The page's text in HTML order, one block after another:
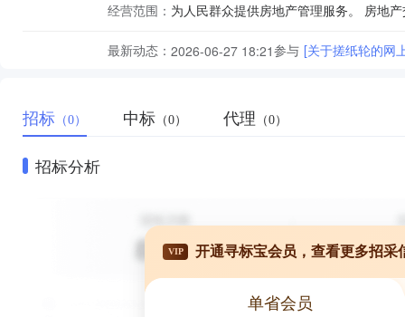
经营范围： 为人民群众提供房地产管理服务。 房地
最新动态： 2026-06-27 18:21参与 [关于搓纸轮的网
招标 （0） 中标 （0） 代理 （0）
招标分析
VIP 开通寻标宝会员，查看更多招采
单省会员